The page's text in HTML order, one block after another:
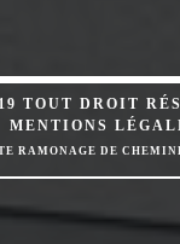
TOUT DROIT
MENTIONS
RAMONAGE DE